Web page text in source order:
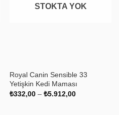
STOKTA YOK
Royal Canin Sensible 33
Yetişkin Kedi Maması
₺332,00 –₺5.912,00Fiyat